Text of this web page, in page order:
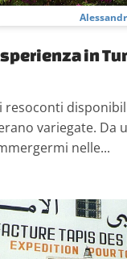
in
resoconti
variegate. Da
nelle...